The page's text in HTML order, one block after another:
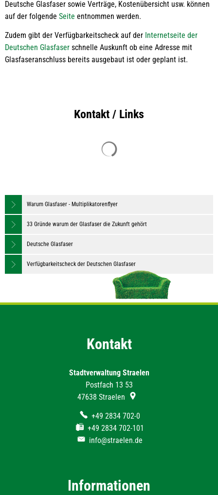
Deutsche Glasfaser sowie Verträge, Kostenübersicht usw. können
auf der folgende Seite entnommen werden.
Zudem gibt der Verfügbarkeitscheck auf der Internetseite der
Deutschen Glasfaser schnelle Auskunft ob eine Adresse mit
Glasfaseranschluss bereits ausgebaut ist oder geplant ist.
Kontakt / Links
Warum Glasfaser - Multiplikatorenflyer
33 Gründe warum der Glasfaser die Zukunft gehört
Deutsche Glasfaser
Verfügbarkeitscheck der Deutschen Glasfaser
Kontakt
Stadtverwaltung Straelen
Postfach 13 53
47638 Straelen
+49 2834 702-0
+49 2834 702-101
info@straelen.de
Informationen